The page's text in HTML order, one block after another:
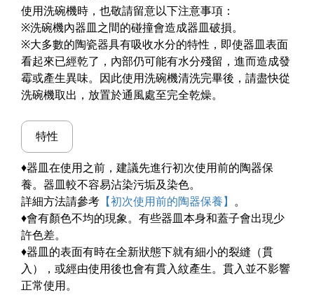
使用洗碗機時，也敬請留意以下注意事項：
※洗碗機內器皿之間的碰撞會造成器皿破損。
※大多數的陶瓷器具有吸收水分的特性，即使器皿表面
看起來已經乾了，內部仍可能有水分殘留，進而造成發
霉或產生異味。因此使用洗碗機清洗完畢後，請盡快從
洗碗機取出，放置於通風處至完全乾燥。
特性
♦器皿在使用之前，建議先進行初次使用前的陶器保
養。器皿較不容易沾染污垢及染色。
詳細方法請參考 【初次使用前的陶器保養】 。
♦會有顏色不均的現象。有些器皿本身和蓋子會出現少
許色差。
♦器皿的表面有時在全新狀態下就有細小的裂縫（貫
入），或經由使用後也會有貫入紋產生。貫入並不影響
正常使用。